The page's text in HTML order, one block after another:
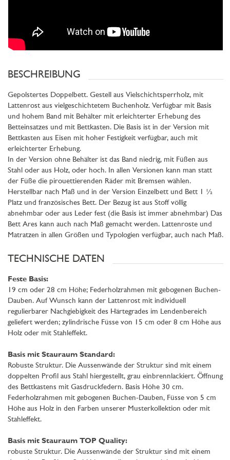
BESCHREIBUNG
Gepolstertes Doppelbett. Gestell aus Vielschichtsperrholz, mit
Lattenrost aus vielgeschichtetem Buchenholz. Verfügbar mit Basis
und hohem Band mit Behälter mit erleichterter Erhebung des
Betteinsatzes und mit Bettkasten. Die Basis ist in der Version mit
Bettkasten aus Eisen mit hoher Festigkeit verfügbar, auch mit
erleichterter Erhebung.
In der Version ohne Behälter ist das Band niedrig, mit Füßen aus
Stahl oder aus Holz, oder hoch. In allen Versionen kann man statt
der Füße die pirouettierenden Räder mit Bremsen wählen.
Herstellbar nach Maß und in der Version Einzelbett und Bett 1 ½
Platz und französisches Bett. Der Bezug ist aus Stoff völlig
abnehmbar oder aus Leder fest (die Basis ist immer abnehmbar) Das
Bett Ares kann auch nach Maß gemacht werden. Lattenroste und
Matratzen in allen Größen und Typologien verfügbar, auch nach Maß.
TECHNISCHE DATEN
Feste Basis:
19 cm oder 28 cm Höhe; Federholzrahmen mit gebogenen Buchen-
Dauben. Auf Wunsch kann der Lattenrost mit individuell
regulierbarer Nachgiebigkeit des Härtegrades im Lendenbereich
geliefert werden; zylindrische Füsse von 15 cm oder 8 cm Höhe aus
Holz oder mit Stahleffekt.
Basis mit Stauraum Standard:
Robuste Struktur. Die Aussenwände der Struktur sind mit einem
doppelten Profil aus Stahl hiergestellt, grau einbrennlackiert. Öffnung
des Bettkastens mit Gasdruckfedern. Basis Höhe 30 cm.
Federholzrahmen mit gebogenen Buchen-Dauben, Füsse von 5 cm
Höhe aus Holz in den Farben unserer Musterkollektion oder mit
Stahleffekt.
Basis mit Stauraum TOP Quality:
robuste Struktur. Die Aussenwände der Struktur sind mit einem